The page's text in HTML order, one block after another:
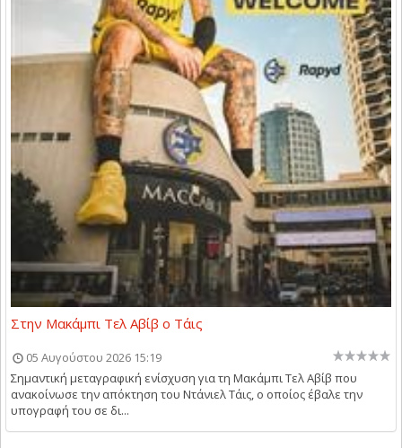
Στην Μακάμπι Τελ Αβίβ ο Τάις
05 Αυγούστου 2026 15:19
Σημαντική μεταγραφική ενίσχυση για τη Μακάμπι Τελ Αβίβ που
ανακοίνωσε την απόκτηση του Ντάνιελ Τάις, ο οποίος έβαλε την
υπογραφή του σε δι...